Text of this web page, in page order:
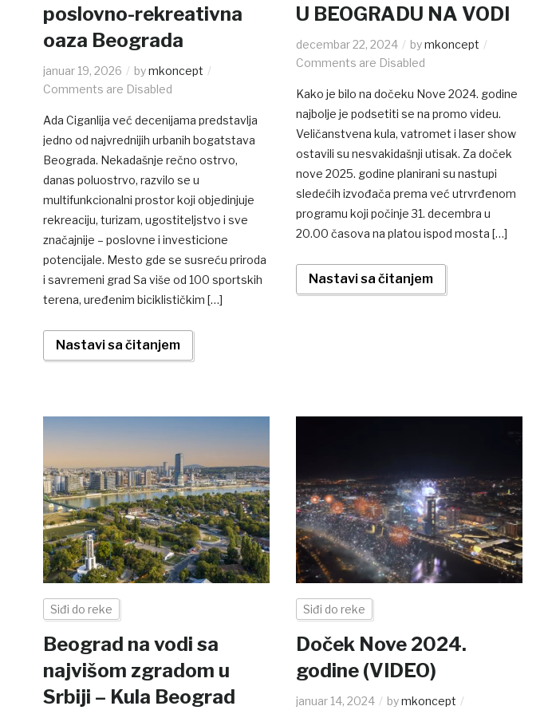
poslovno-rekreativna
oaza Beograda
januar 19, 2026 bymkoncept
Comments are Disabled
Ada Ciganlija već decenijama predstavlja
jedno od najvrednijih urbanih bogatstava
Beograda. Nekadašnje rečno ostrvo,
danas poluostrvo, razvilo se u
multifunkcionalni prostor koji objedinjuje
rekreaciju, turizam, ugostiteljstvo i sve
značajnije – poslovne i investicione
potencijale. Mesto gde se susreću priroda
i savremeni grad Sa više od 100 sportskih
terena, uređenim biciklističkim […]
Nastavi sa čitanjem
U BEOGRADU NA VODI
decembar 22, 2024 bymkoncept
Comments are Disabled
Kako je bilo na dočeku Nove 2024. godine
najbolje je podsetiti se na promo videu.
Veličanstvena kula, vatromet i laser show
ostavili su nesvakidašnji utisak. Za doček
nove 2025. godine planirani su nastupi
sledećih izvođača prema već utrvrđenom
programu koji počinje 31. decembra u
20.00 časova na platou ispod mosta […]
Nastavi sa čitanjem
Siđi do reke
Beograd na vodi sa
najvišom zgradom u
Srbiji – Kula Beograd
Siđi do reke
Doček Nove 2024.
godine (VIDEO)
januar 14, 2024 bymkoncept